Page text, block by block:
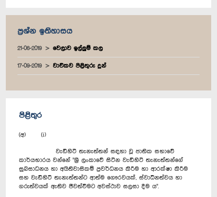
ප්‍රශ්න ඉතිහාසය
21-06-2019 වෙලාව ඉල්ලුම් කල
17-09-2019 වාචිකව පිළිතුරු දුන්
පිළිතුර
(අ) (i)
වැඩිහිටි තැනැත්තන් සඳහා වූ ජාතික සභාවේ
කාර්යභාරය වන්නේ "ශ්‍රී ලංකාවේ සිටින වැඩිහිටි තැනැත්තන්ගේ
සුබසාධනය හා අයිතිවාසිකම් ප්‍රවර්ධනය කිරීම හා ආරක්ෂා කිරීම
සහ වැඩිහිටි තැනැත්තන්ට ආත්ම ගෞරවයක්, ස්වාධීනත්වය හා
ගරුත්වයක් ඇතිව ජීවත්වීමට අවස්ථාව සලසා දීම ය".